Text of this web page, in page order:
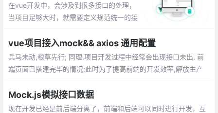
在vue开发中，会涉及到很多接口的处理，
当项目足够大时，就需要定义规范统一的接
使用axios+async/await进行接口的统一管
理。
vue项目接入mock&& axios 通用配置
兵马未动,粮草先行; 同理,项目开发过程中经常会出现接口未出, 前
端页面已搭建完毕的情况;此时为了提高前端的开发效率,解放生产
Mock.js模拟接口数据
现在开发已经是前后端分离了，前端和后端可以同时进行开发，互